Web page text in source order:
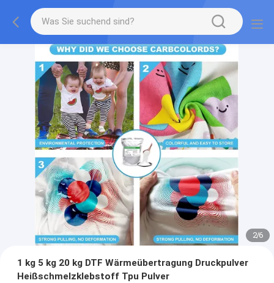
2/6
1 kg 5 kg 20 kg DTF Wärmeübertragung Druckpulver
Heißschmelzklebstoff Tpu Pulver